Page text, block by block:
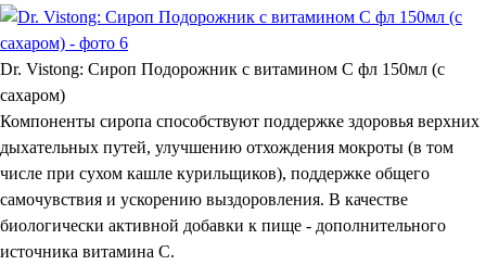
Dr. Vistong: Сироп Подорожник с витамином С фл 150мл (с
сахаром)
Компоненты сиропа способствуют поддержке здоровья верхних
дыхательных путей, улучшению отхождения мокроты (в том
числе при сухом кашле курильщиков), поддержке общего
самочувствия и ускорению выздоровления. В качестве
биологически активной добавки к пище - дополнительного
источника витамина С.